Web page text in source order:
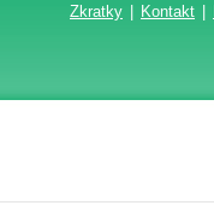
Zkratky Kontakt